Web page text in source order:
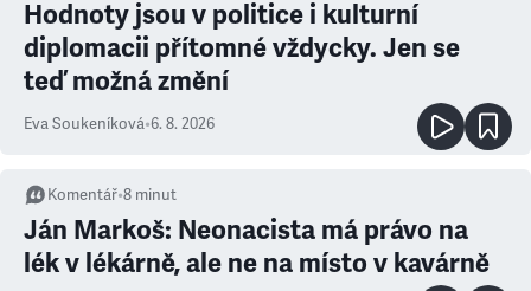
Hodnoty jsou v politice i kulturní
diplomacii přítomné vždycky. Jen se
teď možná změní
Eva Soukeníková•6. 8. 2026
Komentář•8 minut
Ján Markoš: Neonacista má právo na
lék v lékárně, ale ne na místo v kavárně